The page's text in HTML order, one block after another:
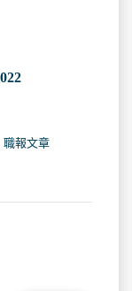
職報文章